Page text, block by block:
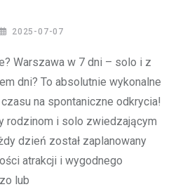
2025-07-07
Warszawa w 7 dni – solo i z
dni? To absolutnie wykonalne
na spontaniczne odkrycia!
rodzinom i solo zwiedzającym
dzień został zaplanowany
atrakcji i wygodnego
lub